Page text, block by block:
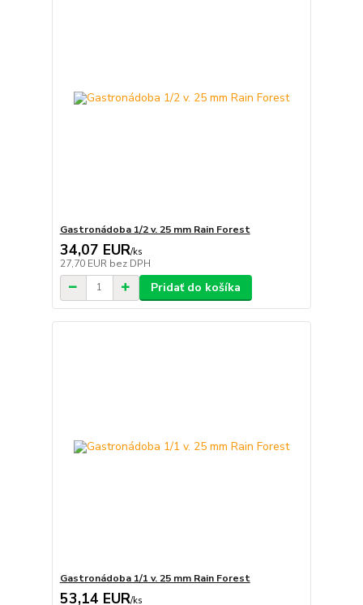
Gastronádoba 1/2 v. 25 mm Rain Forest
34,07 EUR/ks
27,70 EUR bez DPH
Pridať do košíka
Gastronádoba 1/1 v. 25 mm Rain Forest
53,14 EUR/ks